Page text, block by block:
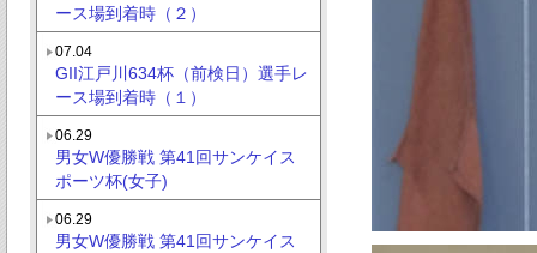
ース場到着時（２）
07.04
GII江戸川634杯（前検日）選手レ
ース場到着時（１）
06.29
男女W優勝戦 第41回サンケイス
ポーツ杯(女子)
06.29
男女W優勝戦 第41回サンケイス